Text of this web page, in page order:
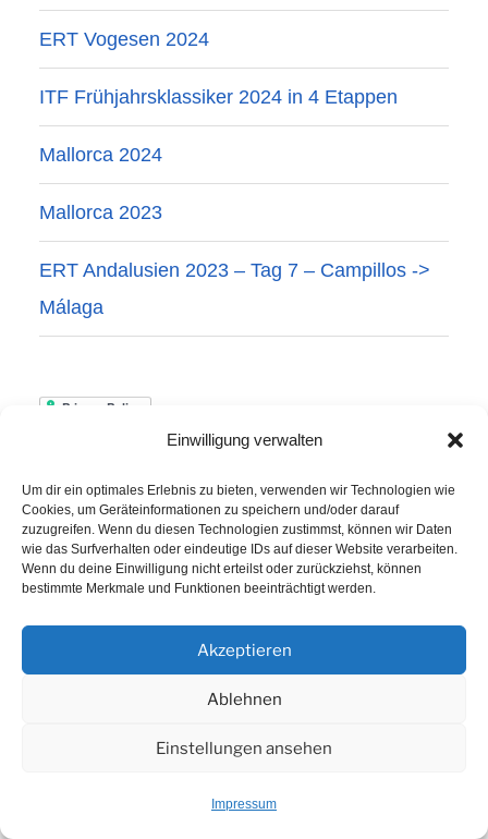
Einwilligung verwalten
Um dir ein optimales Erlebnis zu bieten, verwenden wir Technologien wie
Cookies, um Geräteinformationen zu speichern und/oder darauf
zuzugreifen. Wenn du diesen Technologien zustimmst, können wir Daten
wie das Surfverhalten oder eindeutige IDs auf dieser Website verarbeiten.
Wenn du deine Einwilligung nicht erteilst oder zurückziehst, können
bestimmte Merkmale und Funktionen beeinträchtigt werden.
Akzeptieren
Ablehnen
Einstellungen ansehen
Impressum
ERT Vogesen 2024
ITF Frühjahrsklassiker 2024 in 4 Etappen
Mallorca 2024
Mallorca 2023
ERT Andalusien 2023 – Tag 7 – Campillos ->
Málaga
Daum Ergo 8i ErgoPlanet